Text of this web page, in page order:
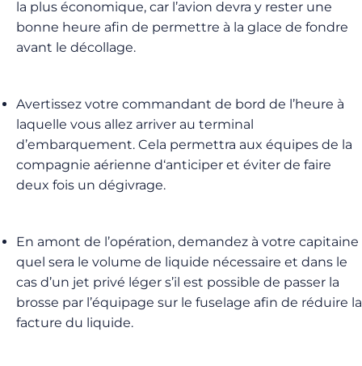
la plus économique, car l’avion devra y rester une
bonne heure afin de permettre à la glace de fondre
avant le décollage.
Avertissez votre commandant de bord de l’heure à
laquelle vous allez arriver au terminal
d’embarquement. Cela permettra aux équipes de la
compagnie aérienne d‘anticiper et éviter de faire
deux fois un dégivrage.
En amont de l’opération, demandez à votre capitaine
quel sera le volume de liquide nécessaire et dans le
cas d’un jet privé léger s’il est possible de passer la
brosse par l’équipage sur le fuselage afin de réduire la
facture du liquide.